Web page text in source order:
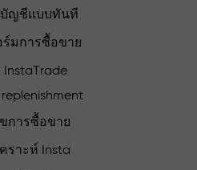
บัญชีแบบทันที
มการซื้อขาย
InstaTrade
ขการซื้อขาย
ราะห์ Insta